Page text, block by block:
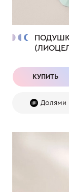
КУПИТЬ
Долями